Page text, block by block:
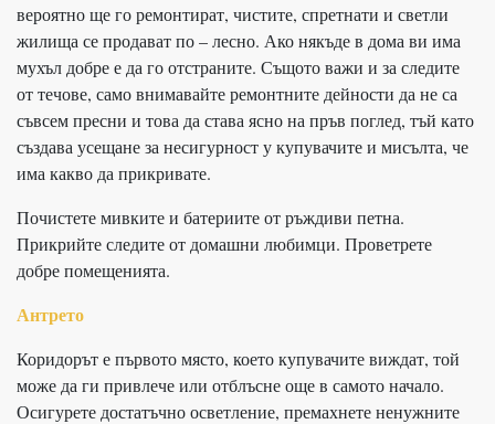
вероятно ще го ремонтират, чистите, спретнати и светли
жилища се продават по – лесно. Ако някъде в дома ви има
мухъл добре е да го отстраните. Същото важи и за следите
от течове, само внимавайте ремонтните дейности да не са
съвсем пресни и това да става ясно на пръв поглед, тъй като
създава усещане за несигурност у купувачите и мисълта, че
има какво да прикривате.
Почистете мивките и батериите от ръждиви петна.
Прикрийте следите от домашни любимци. Проветрете
добре помещенията.
Антрето
Коридорът е първото място, което купувачите виждат, той
може да ги привлече или отблъсне още в самото начало.
Осигурете достатъчно осветление, премахнете ненужните